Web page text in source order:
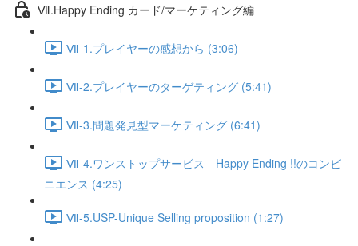
Ⅶ.Happy Ending カード/マーケティング編
Ⅶ-1.プレイヤーの感想から (3:06)
Ⅶ-2.プレイヤーのターゲティング (5:41)
Ⅶ-3.問題発見型マーケティング (6:41)
Ⅶ-4.ワンストップサービス Happy Ending !!のコンビ
ニエンス (4:25)
Ⅶ-5.USP-Unique Selling proposition (1:27)